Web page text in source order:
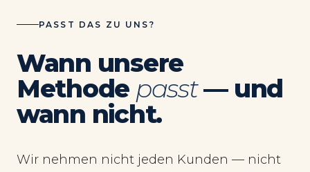
PASST DAS ZU UNS?
Wann unsere
Methode passt— und
wann nicht.
Wir nehmen nicht jeden Kunden — nicht